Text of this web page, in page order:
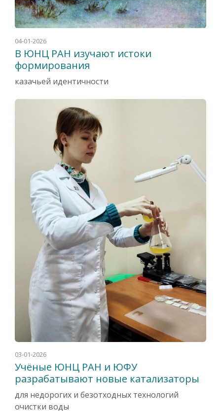
04-01-2026
В ЮНЦ РАН изучают истоки
формирования
казачьей идентичности
03-01-2026
Учёные ЮНЦ РАН и ЮФУ
разрабатывают новые катализаторы
для недорогих и безотходных технологий
очистки воды